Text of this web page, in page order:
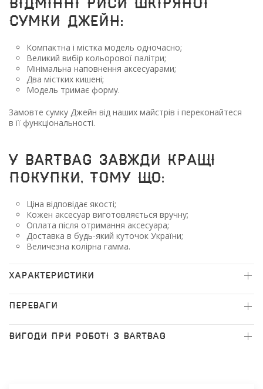
Відмінні риси шкіряної
сумки Джейн:
Компактна і містка модель одночасно;
Великий вибір кольорової палітри;
Мінімальна наповнення аксесуарами;
Два містких кишені;
Модель тримає форму.
Замовте сумку Джейн від наших майстрів і переконайтеся
в її функціональності.
У BARTBAG завжди кращі
покупки, тому що:
Ціна відповідає якості;
Кожен аксесуар виготовляється вручну;
Оплата після отримання аксесуара;
Доставка в будь-який куточок України;
Величезна колірна гамма.
ХАРАКТЕРИСТИКИ
ПЕРЕВАГИ
ВИГОДИ ПРИ РОБОТІ З BARTBAG